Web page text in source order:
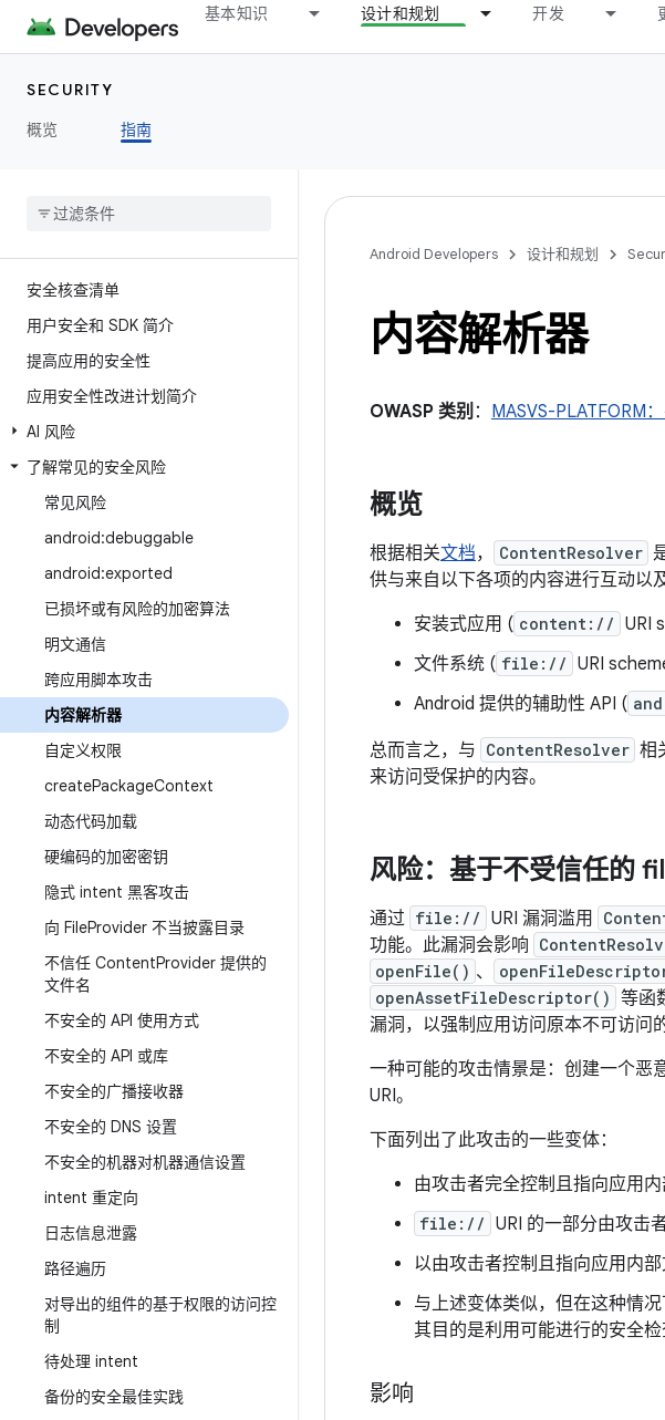
基本知识 设计和规划 开发
SECURITY
概览
指南
安全核查清单
用户安全和 SDK 简介
提高应用的安全性
应用安全性改进计划简介
AI 风险
了解常见的安全风险
常见风险
android:debuggable
android:exported
已损坏或有风险的加密算法
明文通信
跨应用脚本攻击
内容解析器
自定义权限
createPackageContext
动态代码加载
硬编码的加密密钥
隐式 intent 黑客攻击
向 FileProvider 不当披露目录
不信任 ContentProvider 提供的
文件名
不安全的 API 使用方式
不安全的 API 或库
不安全的广播接收器
不安全的 DNS 设置
不安全的机器对机器通信设置
intent 重定向
日志信息泄露
路径遍历
对导出的组件的基于权限的访问控
制
待处理 intent
备份的安全最佳实践
Android Developers 设计和规划
内容解析器
OWASP 类别 ： MASVS-PLATFORM
概览
根据相关文档， ContentResolver
供与来自以下各项的内容进行互动以
安装式应用 ( content:// URI
文件系统 ( file:// URI
Android 提供的辅助性 API (
总而言之，与 ContentResolver 相
来访问受保护的内容。
风险：基于不受信任的
通过 file:// URI 漏洞滥用
功能。此漏洞会影响
openFile() 、
openAssetFileDescriptor() 等函
漏洞，以强制应用访问原本不可访问
一种可能的攻击情景是：创建一个恶
URI。
下面列出了此攻击的一些变体：
由攻击者完全控制且指向应用
file:// URI 的一部分由攻击
以由攻击者控制且指向应用内
与上述变体类似，但在这种情
其目的是利用可能进行的安全
影响